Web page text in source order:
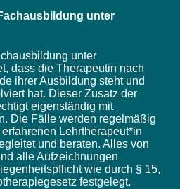
unter
unter
dass die Therapeutin nach
ihrer Ausbildung steht und
hat. Dieser Zusatz der
eigenständig mit
Die Fälle werden regelmäßig
Lehrtherapeut*in
und beraten. Alles von
alle Aufzeichnungen
wie durch § 15,
festgelegt.